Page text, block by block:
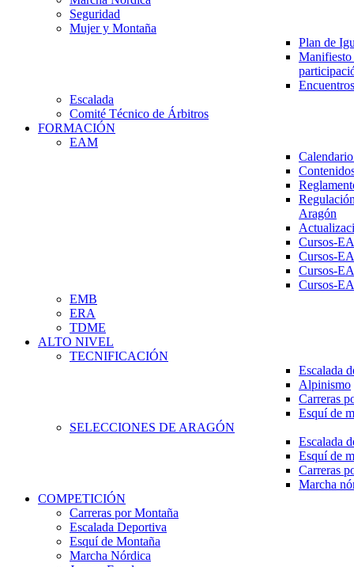
Seguridad
Mujer y Montaña
Plan de
Escalada
Comité Técnico de Árbitros
FORMACIÓN
EAM
Aragón
Cursos-
Cursos-
Cursos-
Cursos-
EMB
ERA
TDME
ALTO NIVEL
TECNIFICACIÓN
Escalada
Alpinismo
Carreras
Esquí de
SELECCIONES DE ARAGÓN
Escalada
Esquí de
Carreras
Marcha
COMPETICIÓN
Carreras por Montaña
Escalada Deportiva
Esquí de Montaña
Marcha Nórdica